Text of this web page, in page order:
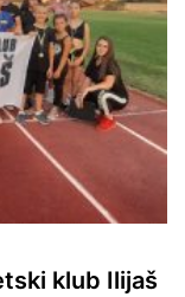
klub Ilijaš